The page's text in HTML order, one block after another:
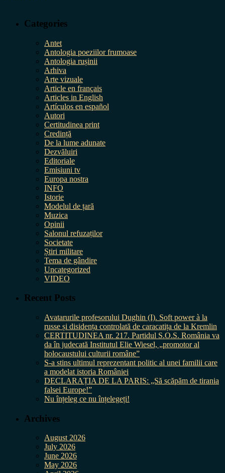
Categories
Antet
Antologia poeziilor frumoase
Antologia rușinii
Arhiva
Arte vizuale
Article en français
Articles in English
Artículos en español
Autori
Certitudinea print
Credință
De la lume adunate
Dezvăluiri
Editoriale
Emisiuni tv
Europa nostra
INFO
Istorie
Modelul de țară
Muzica
Opinii
Salonul refuzaților
Societate
Știri militare
Tema de gândire
Uncategorized
VIDEO
Recent Posts
Avatarurile profesorului Dughin (I). Soft power à la
russe și disidența controlată de caracatița de la Kremlin
CERTITUDINEA nr. 217. Partidul S.O.S. România va
da în judecată Institutul Elie Wiesel, „promotor al
holocaustului culturii române”
S-a stins ultimul reprezentant politic al unei familii care
a modelat istoria României
DECLARAȚIA DE LA PARIS: „Să scăpăm de tirania
falsei Europe!”
Nu înțeleg ce nu înțelegeți!
Archives
August 2026
July 2026
June 2026
May 2026